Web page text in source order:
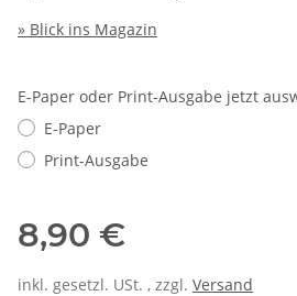
» Blick ins Magazin
E-Paper oder Print-Ausgabe jetzt
E-Paper
Print-Ausgabe
8,90 €
inkl. gesetzl. USt. , zzgl. Versand